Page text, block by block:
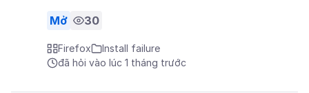
Mở 30
Firefox
Install failure
đã hỏi vào lúc 1 tháng trước